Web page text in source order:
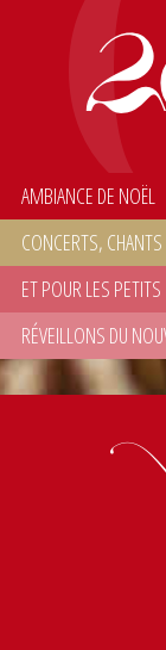
AMBIANCE DE NOËL
CONCERTS, CHANTS
ET POUR LES PETITS
RÉVEILLONS DU